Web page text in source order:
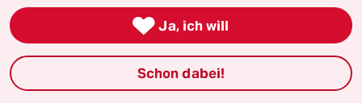
Nahost-Konflikt  Ja, ich will
Schon dabei!